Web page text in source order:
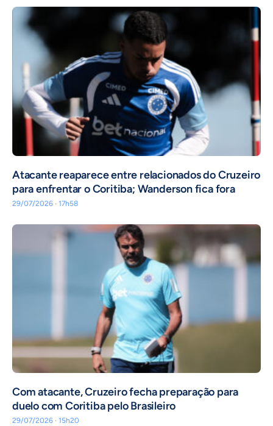
Atacante reaparece entre relacionados do Cruzeiro
para enfrentar o Coritiba; Wanderson fica fora
29/07/2026 · 17h58
Com atacante, Cruzeiro fecha preparação para
duelo com Coritiba pelo Brasileiro
29/07/2026 · 15h20